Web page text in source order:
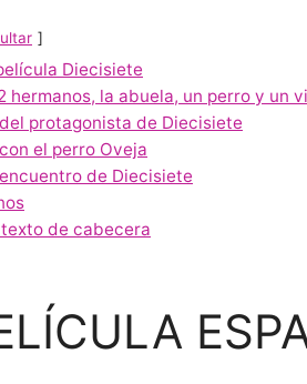
Diecisiete
hermanos, la abuela, un perro y un
protagonista de Diecisiete
el perro Oveja
de Diecisiete
de cabecera